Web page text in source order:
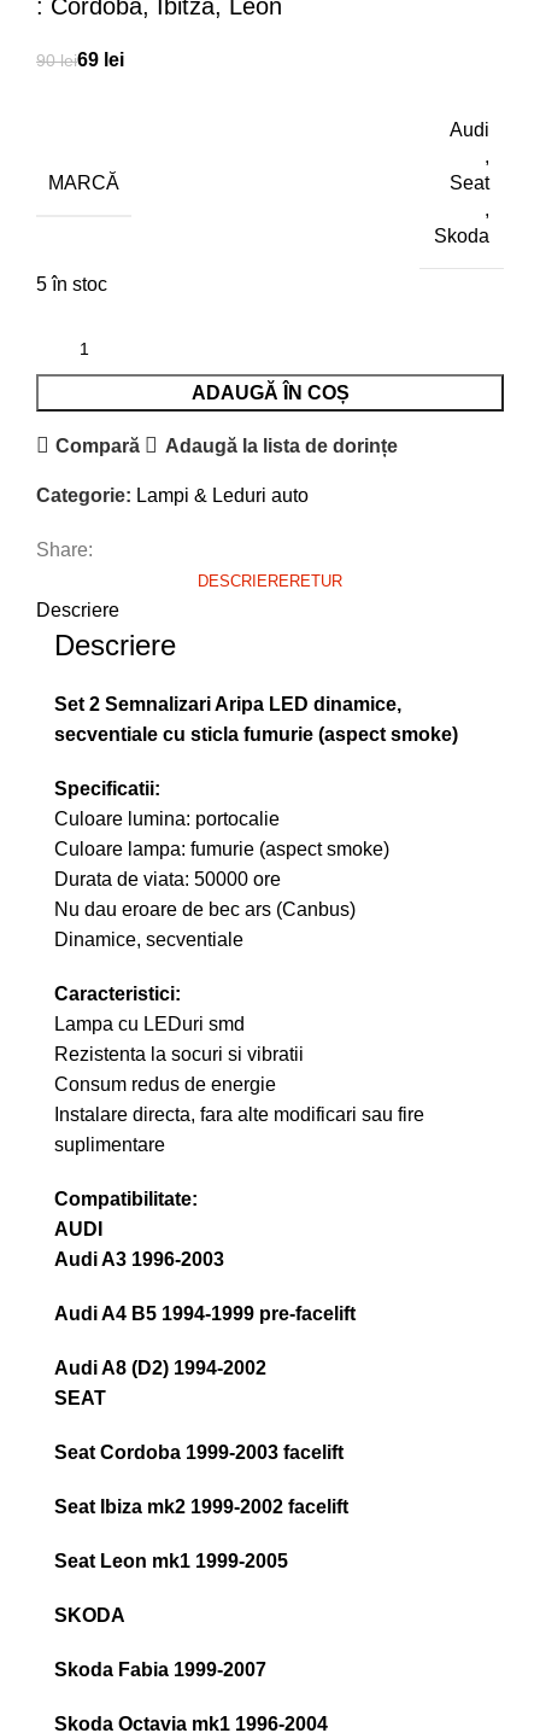
: Cordoba, Ibitza, Leon
90lei69 lei
MARCĂ
Audi
,
Seat
,
Skoda
5 în stoc
ADAUGĂ ÎN COȘ
Compară Adaugă la lista de dorințe
Categorie: Lampi & Leduri auto
Share:
DESCRIERERETUR
Descriere
Descriere
Set 2 Semnalizari Aripa LED dinamice,
secventiale cu sticla fumurie (aspect smoke)
Specificatii:
Culoare lumina: portocalie
Culoare lampa: fumurie (aspect smoke)
Durata de viata: 50000 ore
Nu dau eroare de bec ars (Canbus)
Dinamice, secventiale
Caracteristici:
Lampa cu LEDuri smd
Rezistenta la socuri si vibratii
Consum redus de energie
Instalare directa, fara alte modificari sau fire
suplimentare
Compatibilitate:
AUDI
Audi A3 1996-2003
Audi A4 B5 1994-1999 pre-facelift
Audi A8 (D2) 1994-2002
SEAT
Seat Cordoba 1999-2003 facelift
Seat Ibiza mk2 1999-2002 facelift
Seat Leon mk1 1999-2005
SKODA
Skoda Fabia 1999-2007
Skoda Octavia mk1 1996-2004